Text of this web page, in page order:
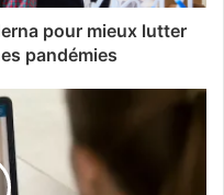
pour mieux lutter
pandémies